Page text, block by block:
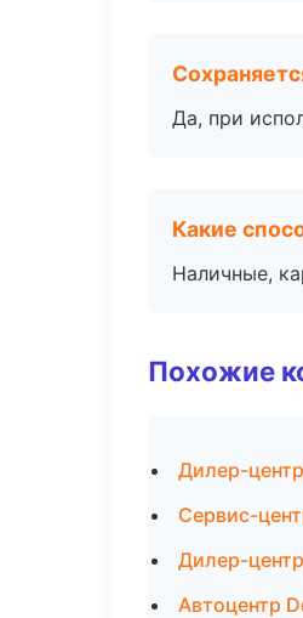
Да, при
Какие
Наличные,
Похожие
Дилер-
Сервис-
Дилер-
Автоцентр